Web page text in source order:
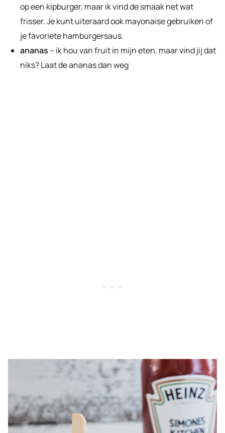
op een kipburger, maar ik vind de smaak net wat
frisser. Je kunt uiteraard ook mayonaise gebruiken of
je favoriete hamburgersaus.
ananas – ik hou van fruit in mijn eten, maar vind jij dat
niks? Laat de ananas dan weg